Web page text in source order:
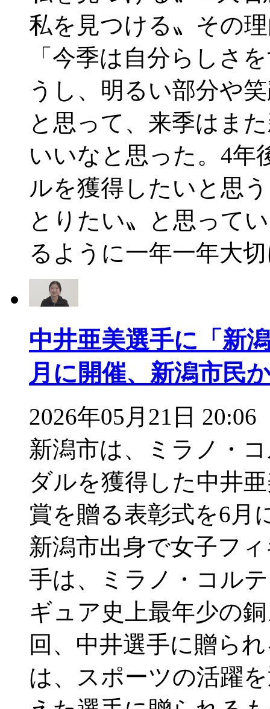
私を見つける〟その
「今季は自分らしさ
うし、明るい部分や
と思って、来季はま
いいなと思った。4年
ルを獲得したいと思
とりたい〟と思って
るように一年一年大
中井亜美選手に「新
月に開催、新潟市民
2026年05月21日 20:06
新潟市は、ミラノ・
ダルを獲得した中井
賞を贈る表彰式を6月
新潟市出身で女子フ
手は、ミラノ・コル
ギュア史上最年少の
回、中井選手に贈ら
は、スポーツの活躍